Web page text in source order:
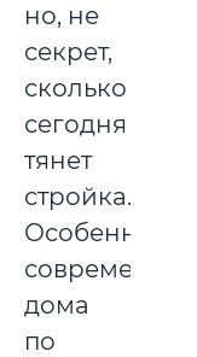
но, не
секрет,
сколько
сегодня
тянет
стройка…
Особенно
современного
дома
по